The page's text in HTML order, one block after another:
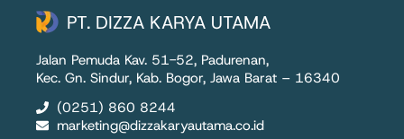
PT. DIZZA KARYA UTAMA
Jalan Pemuda Kav. 51-52, Padurenan,
Kec. Gn. Sindur, Kab. Bogor, Jawa Barat – 16340
(0251) 860 8244
marketing@dizzakaryautama.co.id